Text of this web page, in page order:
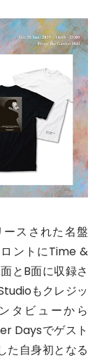
スされた名盤
ントにTime &
とB面に収録さ
もクレジッ
タビューから
Daysでゲスト
た自身初となる